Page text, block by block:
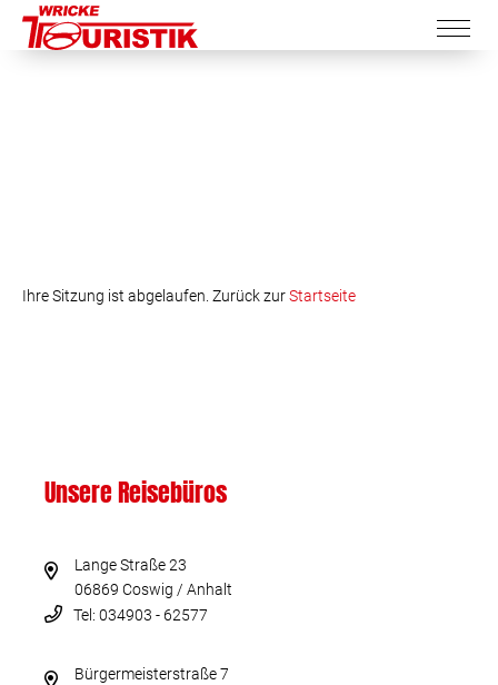
Ihre Sitzung ist abgelaufen. Zurück zurStartseite
Unsere Reisebüros
Lange Straße 23
06869 Coswig / Anhalt
Tel: 034903 - 62577
Bürgermeisterstraße 7